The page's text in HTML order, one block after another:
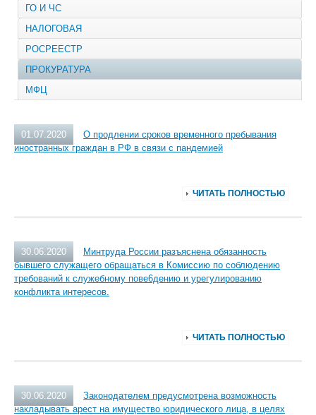
ГО И ЧС
НАЛОГОВАЯ
РОСРЕЕСТР
ПРОКУРАТУРА
МФЦ
01.07.2020
О продлении сроков временного пребывания
иностранных граждан в РФ в связи с пандемией
ЧИТАТЬ ПОЛНОСТЬЮ
30.06.2020
Минтруда России разъяснена обязанность
бывшего служащего обращаться в Комиссию по соблюдению
требований к служебному пове6дению и урегулированию
конфликта интересов.
ЧИТАТЬ ПОЛНОСТЬЮ
30.06.2020
Законодателем предусмотрена возможность
накладывать арест на имущество юридического лица, в целях